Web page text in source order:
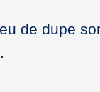
de dupe